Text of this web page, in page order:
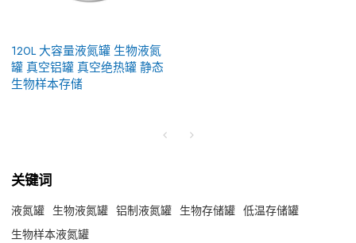
120L 大容量液氮罐 生物液氮
罐 真空铝罐 真空绝热罐 静态
生物样本存储
关键词
液氮罐 生物液氮罐 铝制液氮罐 生物存储罐 低温存储罐
生物样本液氮罐